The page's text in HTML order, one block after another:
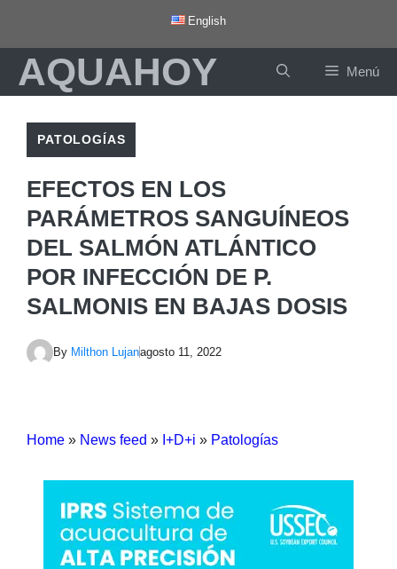
contenido
English
AQUAHOY Menú
PATOLOGÍAS
EFECTOS EN LOS
PARÁMETROS SANGUÍNEOS
DEL SALMÓN ATLÁNTICO
POR INFECCIÓN DE P.
SALMONIS EN BAJAS DOSIS
By Milthon Lujanagosto 11, 2022
Home » News feed » I+D+i » Patologías